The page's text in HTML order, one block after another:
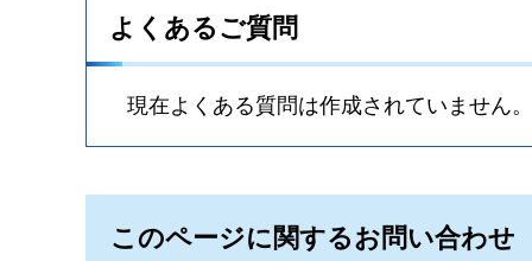
よくあるご質問
現在よくある質問は作成されていません。
このページに関するお問い合わせ